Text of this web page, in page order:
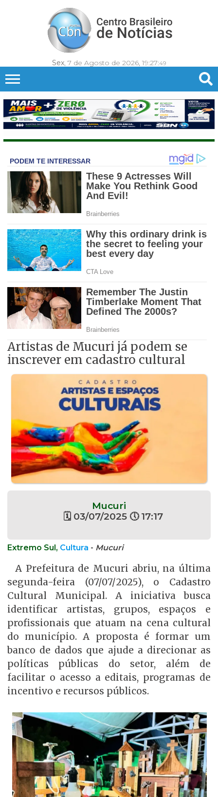
Sex, 7 de Agosto de 2026, 19:27:52
Artistas de Mucuri já podem se
inscrever em cadastro cultural
Mucuri
🗓 03/07/2025 🕔 17:17
Extremo Sul, Cultura - Mucuri
A Prefeitura de Mucuri abriu, na última
segunda-feira (07/07/2025), o Cadastro
Cultural Municipal. A iniciativa busca
identificar artistas, grupos, espaços e
profissionais que atuam na cena cultural
do município. A proposta é formar um
banco de dados que ajude a direcionar as
políticas públicas do setor, além de
facilitar o acesso a editais, programas de
incentivo e recursos públicos.